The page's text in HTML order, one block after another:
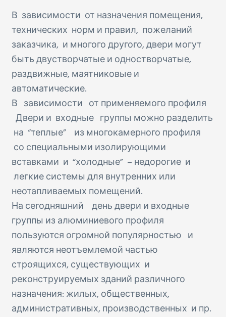
В зависимости от назначения помещения,
технических норм и правил, пожеланий
заказчика, и многого другого, двери могут
быть двустворчатые и одностворчатые,
раздвижные, маятниковые и
автоматические.
В зависимости от применяемого профиля
Двери и входные группы можно разделить
на “теплые” из многокамерного профиля
со специальными изолирующими
вставками и “холодные” – недорогие и
легкие системы для внутренних или
неотапливаемых помещений.
На сегодняшний день двери и входные
группы из алюминиевого профиля
пользуются огромной популярностью и
являются неотъемлемой частью
строящихся, существующих и
реконструируемых зданий различного
назначения: жилых, общественных,
административных, производственных и пр.